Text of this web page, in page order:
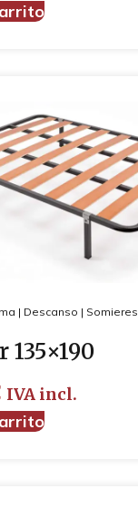
| Descanso | Somieres
135×190
IVA incl.